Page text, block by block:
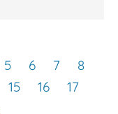
5 6 7
8
15 16
17